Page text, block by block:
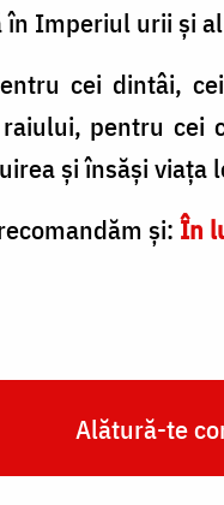
în Imperiul urii și
cei dintâi,
pentru cei
și însăși
și: În
Alătură-te